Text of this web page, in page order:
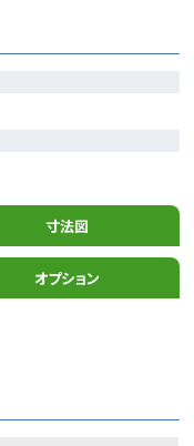
寸法図
オプション